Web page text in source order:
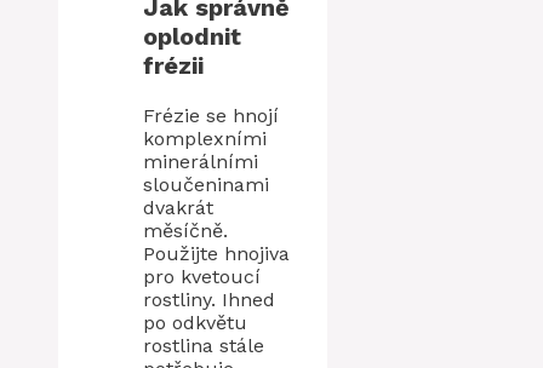
Jak správně
oplodnit
frézii
Frézie se hnojí
komplexními
minerálními
sloučeninami
dvakrát
měsíčně.
Použijte hnojiva
pro kvetoucí
rostliny. Ihned
po odkvětu
rostlina stále